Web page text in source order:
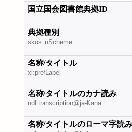
国立国会図書館典拠ID
典拠種別
skos:inScheme
名称/タイトル
xl:prefLabel
名称/タイトルのカナ読み
ndl:transcription@ja-Kana
名称/タイトルのローマ字読み